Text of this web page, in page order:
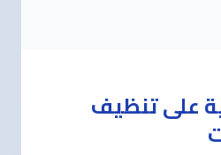
على تنظيف